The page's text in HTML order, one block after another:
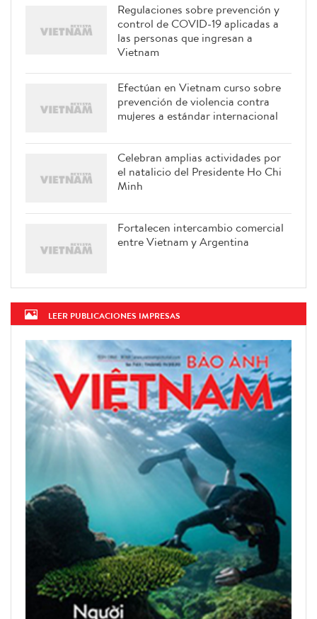
Regulaciones sobre prevención y
control de COVID-19 aplicadas a
las personas que ingresan a
Vietnam
Efectúan en Vietnam curso sobre
prevención de violencia contra
mujeres a estándar internacional
Celebran amplias actividades por
el natalicio del Presidente Ho Chi
Minh
Fortalecen intercambio comercial
entre Vietnam y Argentina
LEER PUBLICACIONES IMPRESAS